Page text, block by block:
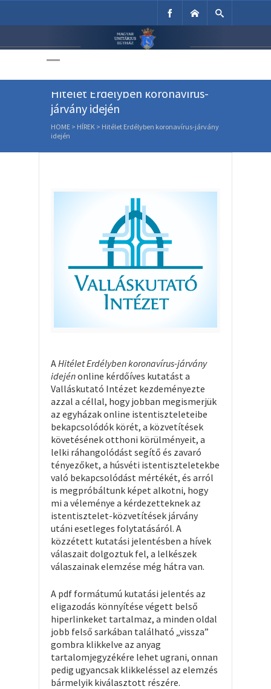
Unitárius Egyház
Hitélet Erdélyben koronavírus-
járvány idején
HOME > HÍREK > Hitélet Erdélyben koronavírus-járvány
idején
AHitélet Erdélyben koronavírus-járvány
idejénonline kérdőíves kutatást a
Valláskutató Intézet kezdeményezte
azzal a céllal, hogy jobban megismerjük
az egyházak online istentiszteleteibe
bekapcsolódók körét, a közvetítések
követésének otthoni körülményeit, a
lelki ráhangolódást segítő és zavaró
tényezőket, a húsvéti istentiszteletekbe
való bekapcsolódást mértékét, és arról
is megpróbáltunk képet alkotni, hogy
mi a véleménye a kérdezetteknek az
istentisztelet-közvetítések járvány
utáni esetleges folytatásáról. A
közzétett kutatási jelentésben a hívek
válaszait dolgoztuk fel, a lelkészek
válaszainak elemzése még hátra van.
A pdf formátumú kutatási jelentés az
eligazodás könnyítése végett belső
hiperlinkeket tartalmaz, a minden oldal
jobb felső sarkában található „vissza”
gombra klikkelve az anyag
tartalomjegyzékére lehet ugrani, onnan
pedig ugyancsak klikkeléssel az elemzés
bármelyik kiválasztott részére.